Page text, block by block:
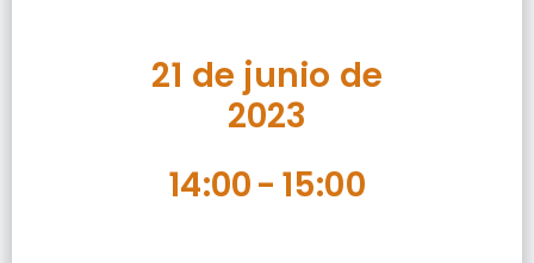
21 de junio de
2023
14:00- 15:00